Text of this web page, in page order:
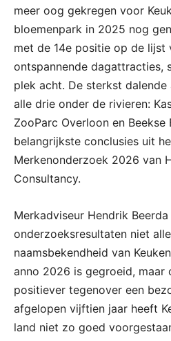
meer oog gekregen voor
bloemenpark in 2025 nog
met de 14e positie op de lijst
ontspannende dagattracties,
plek acht. De sterkst
alle drie onder de rivieren:
ZooParc Overloon en
belangrijkste conclusies uit
Merkenonderzoek 2026 van
Consultancy.
Merkadviseur Hendrik
onderzoeksresultaten niet
naamsbekendheid van
anno 2026 is gegroeid, maar
positiever tegenover een
afgelopen vijftien jaar heeft
land niet zo goed